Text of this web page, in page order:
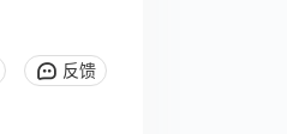
反馈